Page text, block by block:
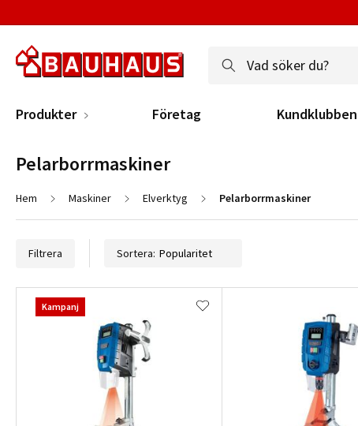
Produkter Företag Kundklubben
Filtrera Sortera:
Kampanj
Pelarborrmaskiner
Hem Maskiner Elverktyg Pelarborrmaskiner